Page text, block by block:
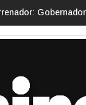
Díaz Mena.